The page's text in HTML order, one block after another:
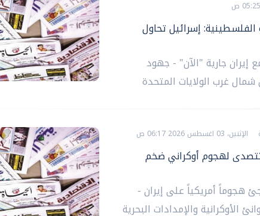
الفلسطينية: إسرائيل تحاول
إيران جارية "الآن" - جهود
شمال غرب الولايات المتحدة
الإثنين، 03 اغسطس 2026 06:17 ص
لهجوم أوكراني ضخم
هجوماً أمريكياً على إيران -
الأوكرانية والإمدادات البحرية